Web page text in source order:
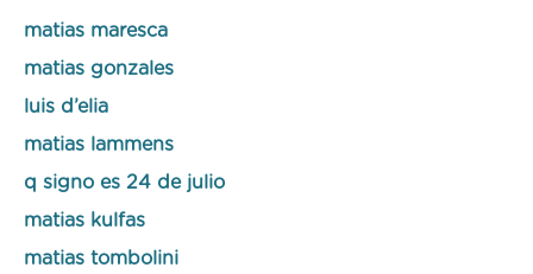
matias maresca
matias gonzales
luis d’elia
matias lammens
q signo es 24 de julio
matias kulfas
matias tombolini